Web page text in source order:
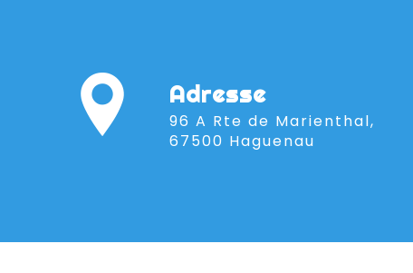
Adresse
96 A Rte de Marienthal,
67500 Haguenau